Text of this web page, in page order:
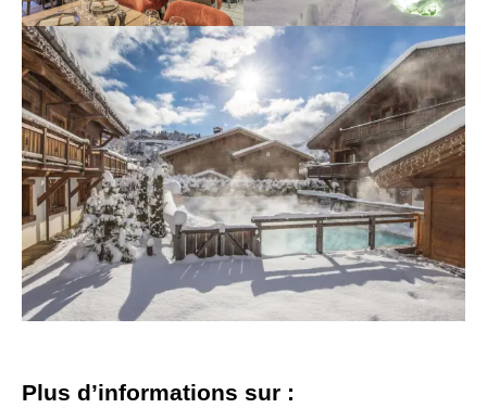
Plus d’informations sur :